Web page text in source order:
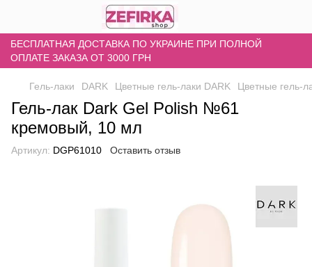
БЕСПЛАТНАЯ ДОСТАВКА ПО УКРАИНЕ ПРИ ПОЛНОЙ
ОПЛАТЕ ЗАКАЗА ОТ 3000 ГРН
Гель-лаки DARK Цветные гель-лаки DARK Цветные гель-
Гель-лак Dark Gel Polish №61
кремовый, 10 мл
Артикул: DGP61010 Оставить отзыв